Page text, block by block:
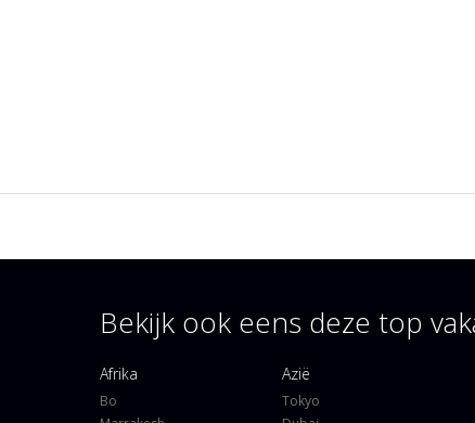
Bekijk ook eens deze top
Afrika
Bo
Azië
Tokyo